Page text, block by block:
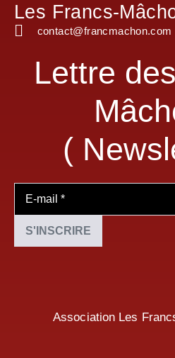
Les Francs-
contact@francmachon.com
Lettre
(
Association Les